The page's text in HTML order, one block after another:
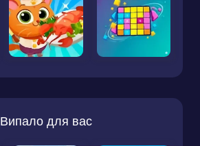
Випало для вас